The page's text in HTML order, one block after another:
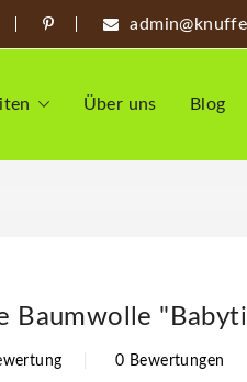
Über uns Blog
Baumwolle
0 Bewertungen